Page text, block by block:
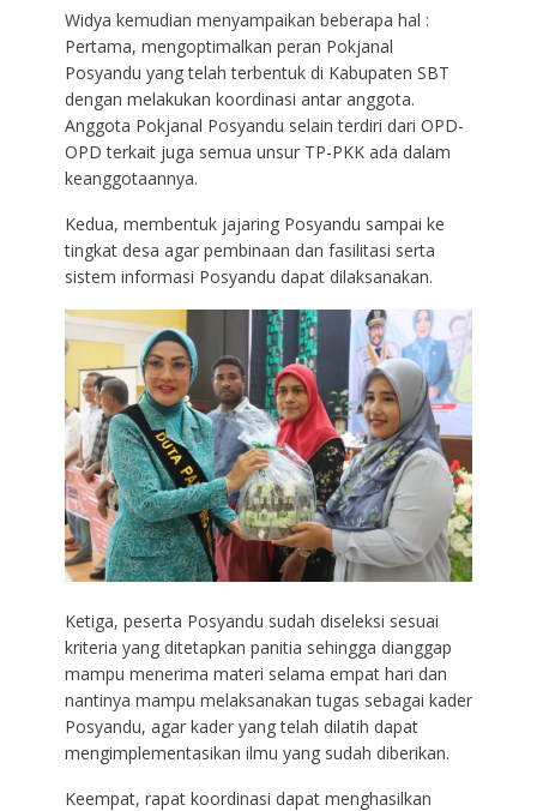
Widya kemudian menyampaikan beberapa hal :
Pertama, mengoptimalkan peran Pokjanal
Posyandu yang telah terbentuk di Kabupaten SBT
dengan melakukan koordinasi antar anggota.
Anggota Pokjanal Posyandu selain terdiri dari OPD-
OPD terkait juga semua unsur TP-PKK ada dalam
keanggotaannya.
Kedua, membentuk jajaring Posyandu sampai ke
tingkat desa agar pembinaan dan fasilitasi serta
sistem informasi Posyandu dapat dilaksanakan.
Ketiga, peserta Posyandu sudah diseleksi sesuai
kriteria yang ditetapkan panitia sehingga dianggap
mampu menerima materi selama empat hari dan
nantinya mampu melaksanakan tugas sebagai kader
Posyandu, agar kader yang telah dilatih dapat
mengimplementasikan ilmu yang sudah diberikan.
Keempat, rapat koordinasi dapat menghasilkan